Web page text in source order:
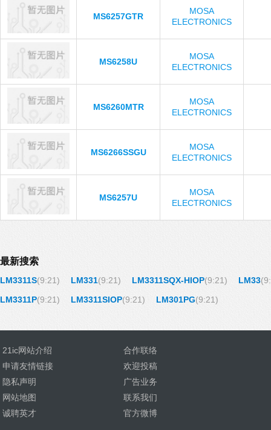
MS6257GTR
MOSA
ELECTRONICS
MS6258U
MOSA
ELECTRONICS
MS6260MTR
MOSA
ELECTRONICS
MS6266SSGU
MOSA
ELECTRONICS
MS6257U
MOSA
ELECTRONICS
最新搜索
LM3311S(9:21) LM331(9:21) LM3311SQX-HIOP(9:21) LM33
LM3311P(9:21) LM3311SIOP(9:21) LM301PG(9:21)
21ic网站介绍
合作联络
申请友情链接
欢迎投稿
隐私声明
广告业务
网站地图
联系我们
诚聘英才
官方微博